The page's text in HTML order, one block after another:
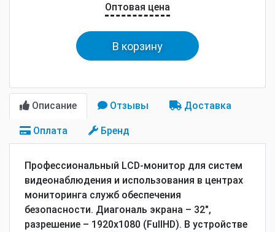
Оптовая цена
В корзину
Описание Отзывы Доставка
Оплата Бренд
Профессиональный LCD-монитор для систем
видеонаблюдения и использования в центрах
мониторинга служб обеспечения
безопасности. Диагональ экрана – 32",
разрешение – 1920x1080 (FullHD). В устройстве